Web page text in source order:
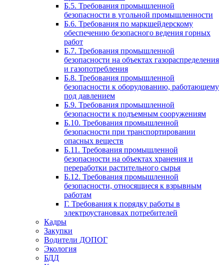
Б.5. Требования промышленной
безопасности в угольной промышленности
Б.6. Требования по маркшейдерскому
обеспечению безопасного ведения горных
работ
Б.7. Требования промышленной
безопасности на объектах газораспределения
и газопотребления
Б.8. Требования промышленной
безопасности к оборудованию, работающему
под давлением
Б.9. Требования промышленной
безопасности к подъемным сооружениям
Б.10. Требования промышленной
безопасности при транспортировании
опасных веществ
Б.11. Требования промышленной
безопасности на объектах хранения и
переработки растительного сырья
Б.12. Требования промышленной
безопасности, относящиеся к взрывным
работам
Г. Требования к порядку работы в
электроустановках потребителей
Кадры
Закупки
Водители ДОПОГ
Экология
БДД